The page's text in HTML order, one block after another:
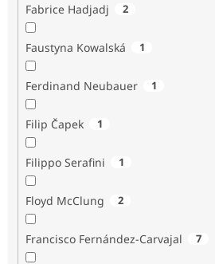
Fabrice Hadjadj 2
Faustyna Kowalská 1
Ferdinand Neubauer 1
Filip Čapek 1
Filippo Serafini 1
Floyd McClung 2
Francisco Fernández-Carvajal 7